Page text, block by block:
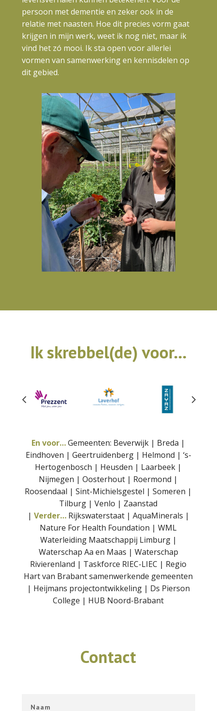
persoon met dementie en zeker ook in de
relatie met naasten. Hoe dit precies vorm gaat
krijgen in mijn werk, weet ik nog niet, maar ik
vind het zó mooi. Ik sta open voor allerlei
vormen van samenwerking en kennisdelen op
dit gebied.
Ik skrebbel(de) voor…
En voor… Gemeenten: Beverwijk | Breda |
Eindhoven | Geertruidenberg | Helmond | ‘s-
Hertogenbosch | Heusden | Laarbeek |
Nijmegen | Oosterhout | Roermond |
Roosendaal | Sint-Michielsgestel | Someren |
Tilburg | Venlo | Zaanstad
| Verder… Rijkswaterstaat | AquaMinerals |
Nature For Health Foundation | WML
Waterleiding Maatschappij Limburg |
Waterschap Aa en Maas | Waterschap
Rivierenland | Taskforce RIEC-LIEC | Regio
Hart van Brabant samenwerkende gemeenten
| Heijmans projectontwikkeling | Ds Pierson
College | HUB Noord-Brabant
Contact